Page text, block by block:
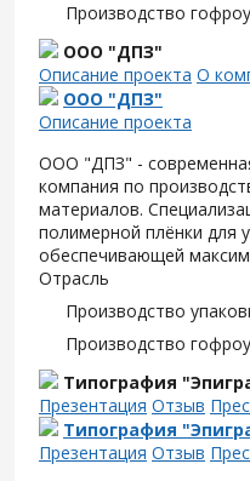
Производство
ООО "ДПЗ"
Описание проекта О
ООО "ДПЗ"
Описание проекта
ООО "ДПЗ" -
компания по
материалов.
полимерной плёнки для
обеспечивающей
Отрасль
Производство
Производство
Типография
Презентация Отзыв
Типография
Презентация Отзыв